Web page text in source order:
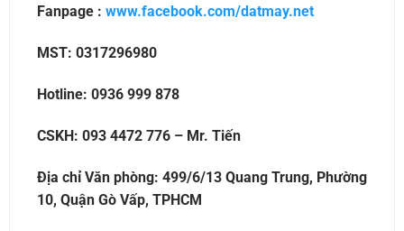
Fanpage : www.facebook.com/datmay.net
MST: 0317296980
Hotline: 0936 999 878
CSKH: 093 4472 776 – Mr. Tiến
Địa chỉ Văn phòng: 499/6/13 Quang Trung, Phường
10, Quận Gò Vấp, TPHCM